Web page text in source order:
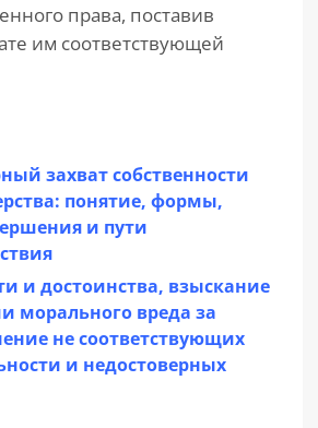
права, поставив
им соответствующей
захват собственности
понятие, формы,
и пути
и достоинства, взыскание
морального вреда за
не соответствующих
и недостоверных